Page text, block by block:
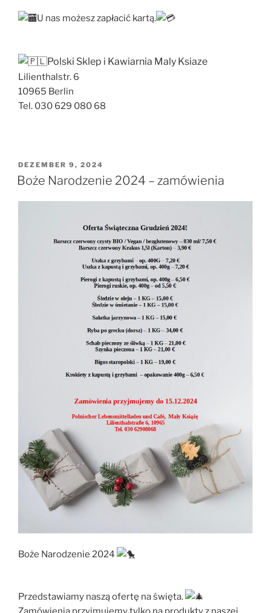
U nas możesz zapłacić kartą.
Polski Sklep i Kawiarnia Maly Ksiaze
Lilienthalstr. 6
10965 Berlin
Tel. 030 629 080 68
VERÖFFENTLICHT
AM
DEZEMBER 9, 2024
Boże Narodzenie 2024 – zamówienia
Boże Narodzenie 2024
Przedstawiamy naszą ofertę na święta.